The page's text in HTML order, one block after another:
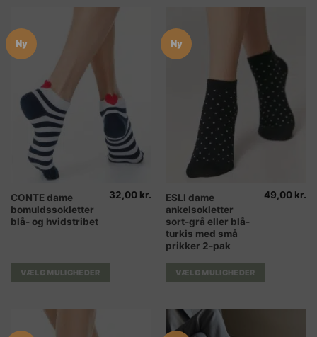
Ny
CONTE dame
bomuldssokletter
blå- og hvidstribet
32,00 kr.
VÆLG MULIGHEDER
Dette
vare
har
Mulighederne
kan
varesiden
Ny
ESLI dame
ankelsokletter
sort-grå eller blå-
turkis med små
prikker 2-pak
49,00 kr.
VÆLG MULIGHEDER
Dette
vare
har
flere
Mulighederne
kan
varesiden